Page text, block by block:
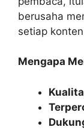
berusaha
setiap
Mengapa